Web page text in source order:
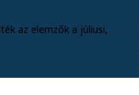
az elemzők a júliusi,